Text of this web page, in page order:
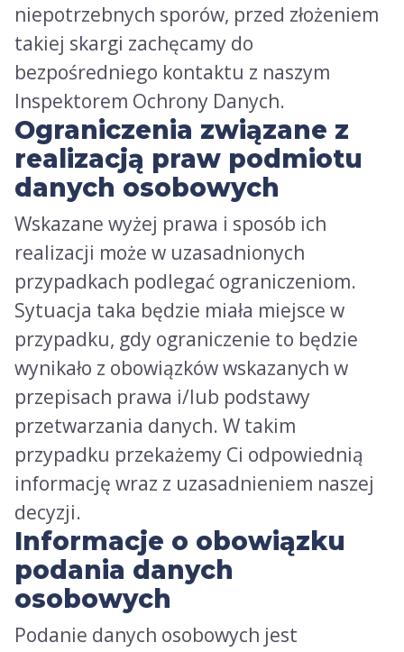
niepotrzebnych sporów, przed złożeniem
takiej skargi zachęcamy do
bezpośredniego kontaktu z naszym
Inspektorem Ochrony Danych.
Ograniczenia związane z
realizacją praw podmiotu
danych osobowych
Wskazane wyżej prawa i sposób ich
realizacji może w uzasadnionych
przypadkach podlegać ograniczeniom.
Sytuacja taka będzie miała miejsce w
przypadku, gdy ograniczenie to będzie
wynikało z obowiązków wskazanych w
przepisach prawa i/lub podstawy
przetwarzania danych. W takim
przypadku przekażemy Ci odpowiednią
informację wraz z uzasadnieniem naszej
decyzji.
Informacje o obowiązku
podania danych
osobowych
Podanie danych osobowych jest